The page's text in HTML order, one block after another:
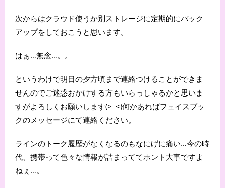
次からはクラウド使うか別ストレージに定期的にバック
アップをしておこうと思います。
はぁ…無念…。。
というわけで明日の夕方頃まで連絡つけることができま
せんのでご迷惑おかけする方もいらっしゃるかと思いま
すがよろしくお願いします(>_<)何かあればフェイスブッ
クのメッセージにて連絡ください。
ラインのトーク履歴がなくなるのもなにげに痛い…今の時
代、携帯って色々な情報が詰まっててホント大事ですよ
ねぇ…。